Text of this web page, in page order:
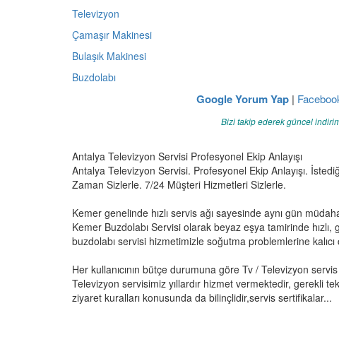
Televizyon
Çamaşır Makinesi
Bulaşık Makinesi
Buzdolabı
Google Yorum Yap|
Bizi takip ederek güncel
Antalya Televizyon Servisi Profesyonel Ekip Anlayışı
Antalya Televizyon Servisi. Profesyonel Ekip Anlayışı.
Zaman Sizlerle. 7/24 Müşteri Hizmetleri Sizlerle.
Kemer genelinde hızlı servis ağı sayesinde aynı gün
Kemer Buzdolabı Servisi olarak beyaz eşya tamirinde
buzdolabı servisi hizmetimizle soğutma problemlerine
Her kullanıcının bütçe durumuna göre Tv / Televizyon
Televizyon servisimiz yıllardır hizmet vermektedir, gerekli
ziyaret kuralları konusunda da bilinçlidir,servis sertifikalar...